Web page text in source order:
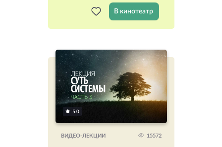
В кинотеатр
5.0
ВИДЕО-ЛЕКЦИИ 15572